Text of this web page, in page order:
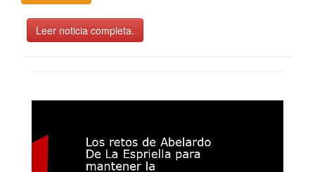
Leer noticia completa.